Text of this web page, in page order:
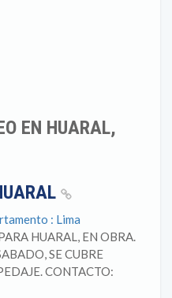
EN HUARAL,
: Lima
HUARAL, EN OBRA.
SE CUBRE
CONTACTO: